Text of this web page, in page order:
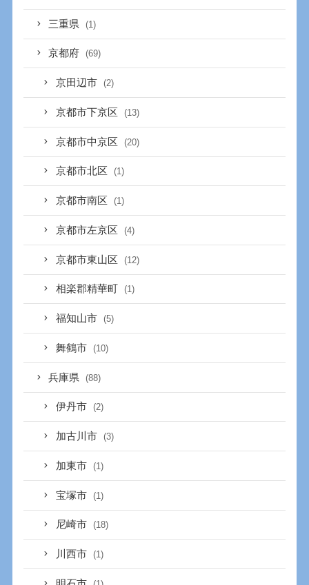
三重県 (1)
京都府 (69)
京田辺市 (2)
京都市下京区 (13)
京都市中京区 (20)
京都市北区 (1)
京都市南区 (1)
京都市左京区 (4)
京都市東山区 (12)
相楽郡精華町 (1)
福知山市 (5)
舞鶴市 (10)
兵庫県 (88)
伊丹市 (2)
加古川市 (3)
加東市 (1)
宝塚市 (1)
尼崎市 (18)
川西市 (1)